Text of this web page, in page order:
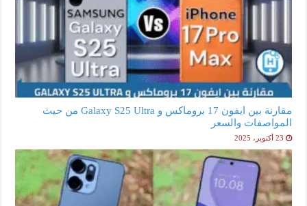
مقارنة بين ايفون 17 بروماكس و Galaxy S25 Ultra من حيث
المواصفات والسعر
23 أكتوبر، 2025